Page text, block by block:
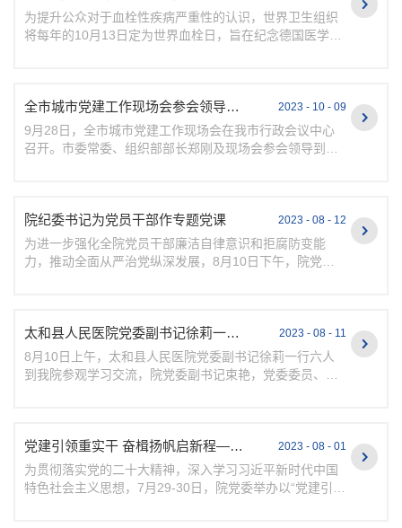
为提升公众对于血栓性疾病严重性的认识，世界卫生组织
将每年的10月13日定为世界血栓日，旨在纪念德国医学家
全市城市党建工作现场会参会领导来我院观摩指导党建工作 2023 - 10 - 09
9月28日，全市城市党建工作现场会在我市行政会议中心
召开。市委常委、组织部部长郑刚及现场会参会领导到我
院纪委书记为党员干部作专题党课 2023 - 08 - 12
为进一步强化全院党员干部廉洁自律意识和拒腐防变能
力，推动全面从严治党纵深发展，8月10日下午，院党委
太和县人民医院党委副书记徐莉一行来我院参观交流 2023 - 08 - 11
8月10日上午，太和县人民医院党委副书记徐莉一行六人
到我院参观学习交流，院党委副书记束艳，党委委员、副
党建引领重实干 奋楫扬帆启新程——医院组织开展党组织书记党性教育实践教学活... 2023 - 08 - 01
为贯彻落实党的二十大精神，深入学习习近平新时代中国
特色社会主义思想，7月29-30日，院党委举办以“党建引领